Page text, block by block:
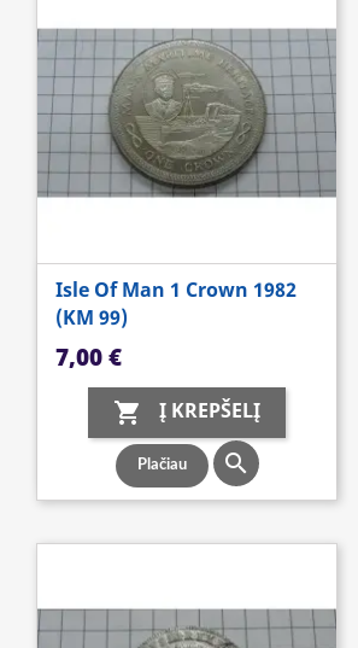
Isle Of Man 1 Crown 1982
(KM 99)
Kaina
7,00 €
 Į KREPŠELĮ
Plačiau 